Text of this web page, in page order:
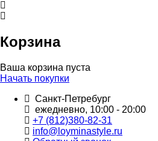
Корзина
Ваша корзина пуста
Начать покупки
Санкт-Петребург
ежедневно, 10:00 - 20:00
+7 (812)380-82-31
info@loyminastyle.ru